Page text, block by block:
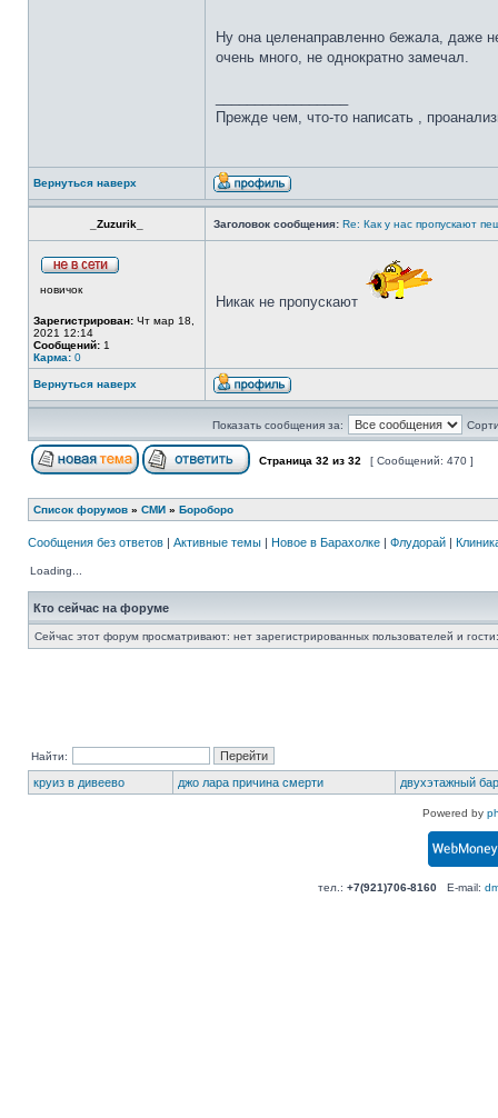
Ну она целенаправленно бежала, даже
очень много, не однократно замечал.
Прежде чем, что-то написать ,
Вернуться наверх
_Zuzurik_ Заголовок сообщения: Re: Как у нас пропускают
новичок
Зарегистрирован: Чт мар 18,
2021 12:14
Сообщений: 1
Карма: 0
Никак не пропускают
Вернуться наверх
Показать сообщения за:
Страница 32 из 32 [ Сообщений: 470 ]
Список форумов » СМИ » Бороборо
Сообщения без ответов | Активные темы | Новое в Барахолке | Флудорай |
Loading...
Кто сейчас на форуме
Сейчас этот форум просматривают: нет зарегистрированных пользователей и
Найти:
круиз в дивеево джо лара причина смерти двухэтажный
Powered by
тел.: +7(921)706-8160E-mail: